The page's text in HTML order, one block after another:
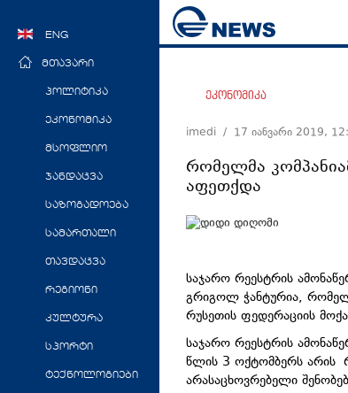
ENG
მთავარი
პოლიტიკა
ეკონომიკა
მსოფლიო
ჯანდაცვა
საზოგადოება
სამართალი
თავდაცვა
რეგიონი
კულტურა
სპორტი
ტექნოლოგიები
ეკონომიკა
imedi / 17 იანვარი 2019,
რომელმა
აფეთქდა
საჯარო რეესტრის
გრიგოლ ჭანტურია,
რუსეთის ფედერაციის
საჯარო რეესტრის
წლის 3 ოქტომბერს არის
არასაცხოვრებელი